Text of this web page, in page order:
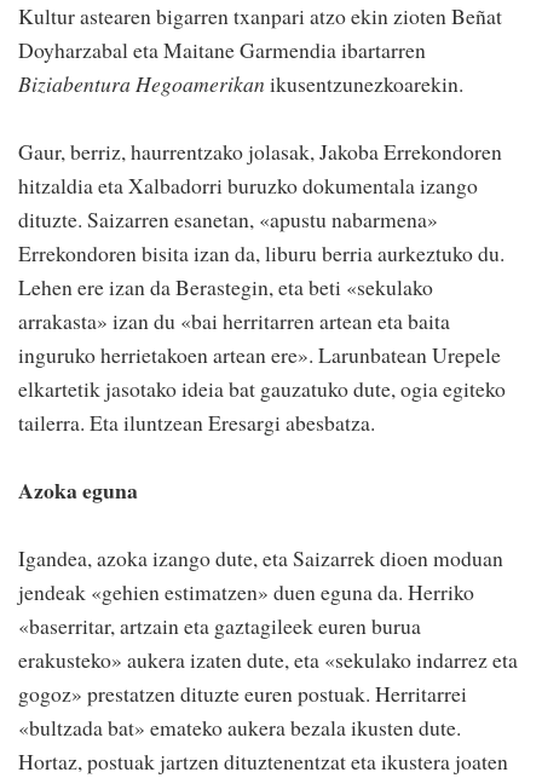
Kultur astearen bigarren txanpari atzo ekin zioten Beñat
Doyharzabal eta Maitane Garmendia ibartarren
Biziabentura Hegoamerikan ikusentzunezkoarekin.
Gaur, berriz, haurrentzako jolasak, Jakoba Errekondoren
hitzaldia eta Xalbadorri buruzko dokumentala izango
dituzte. Saizarren esanetan, «apustu nabarmena»
Errekondoren bisita izan da, liburu berria aurkeztuko du.
Lehen ere izan da Berastegin, eta beti «sekulako
arrakasta» izan du «bai herritarren artean eta baita
inguruko herrietakoen artean ere». Larunbatean Urepele
elkartetik jasotako ideia bat gauzatuko dute, ogia egiteko
tailerra. Eta iluntzean Eresargi abesbatza.
Azoka eguna
Igandea, azoka izango dute, eta Saizarrek dioen moduan
jendeak «gehien estimatzen» duen eguna da. Herriko
«baserritar, artzain eta gaztagileek euren burua
erakusteko» aukera izaten dute, eta «sekulako indarrez eta
gogoz» prestatzen dituzte euren postuak. Herritarrei
«bultzada bat» emateko aukera bezala ikusten dute.
Hortaz, postuak jartzen dituztenentzat eta ikustera joaten